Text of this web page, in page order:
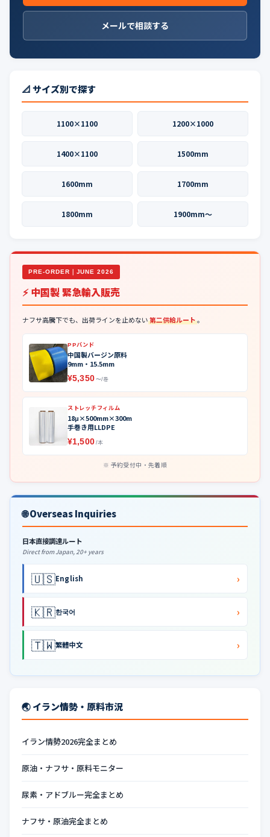
メールで相談する
📐 サイズ別で探す
1100×1100 1200×1000
1400×1100 1500mm
1600mm 1700mm
1800mm 1900mm〜
PRE-ORDER｜JUNE 2026
⚡ 中国製 緊急輸入販売
ナフサ高騰下でも、出荷ラインを止めない第二供給ルート。
PPバンド
中国製バージン原料
9mm・15.5mm
¥5,350 〜/巻
ストレッチフィルム
18μ×500mm×300m
手巻き用LLDPE
¥1,500 /本
予約受付中・先着順
🌐 Overseas Inquiries
日本直接調達ルート
Direct from Japan, 20+ years
🇺🇸English ›
🇰🇷한국어 ›
🇹🇼繁體中文 ›
🌏 イラン情勢・原料市況
イラン情勢2026完全まとめ
原油・ナフサ・原料モニター
尿素・アドブルー完全まとめ
ナフサ・原油完全まとめ